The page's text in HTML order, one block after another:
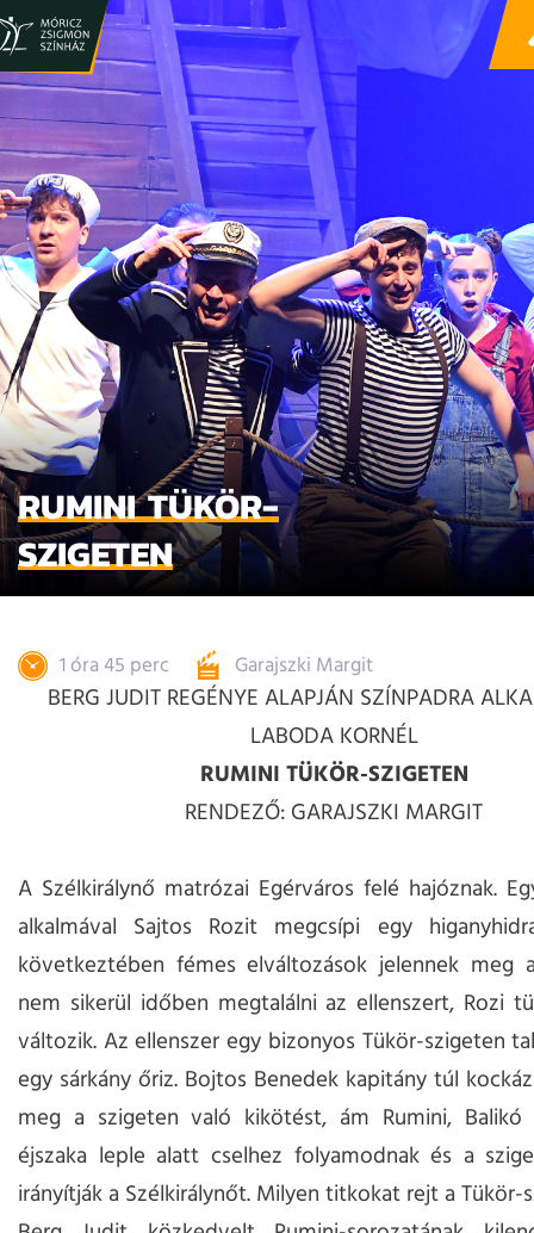
RUMINI TÜKÖR-
SZIGETEN
1 óra 45 perc Garajszki Margit
BERG JUDIT REGÉNYE ALAPJÁN SZÍNPADRA
LABODA KORNÉL
RUMINI TÜKÖR-SZIGETEN
RENDEZŐ: GARAJSZKI MARGIT
A Szélkirálynő matrózai Egérváros felé hajóznak.
alkalmával Sajtos Rozit megcsípi egy
következtében fémes elváltozások jelennek meg
nem sikerül időben megtalálni az ellenszert, Rozi
változik. Az ellenszer egy bizonyos Tükör-szigeten
egy sárkány őriz. Bojtos Benedek kapitány túl
meg a szigeten való kikötést, ám Rumini,
éjszaka leple alatt cselhez folyamodnak és a
irányítják a Szélkirálynőt. Milyen titkokat rejt a Tükör-